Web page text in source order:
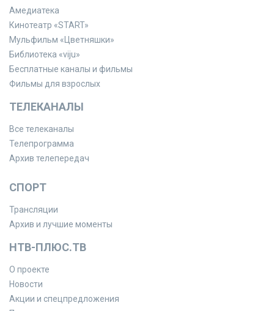
Амедиатека
Кинотеатр «START»
Мульфильм «Цветняшки»
Библиотека «viju»
Бесплатные каналы и фильмы
Фильмы для взрослых
ТЕЛЕКАНАЛЫ
Все телеканалы
Телепрограмма
Архив телепередач
СПОРТ
Трансляции
Архив и лучшие моменты
НТВ-ПЛЮС.ТВ
О проекте
Новости
Акции и спецпредложения